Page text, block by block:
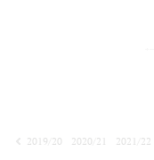
2019/20
2020/21 2021/22